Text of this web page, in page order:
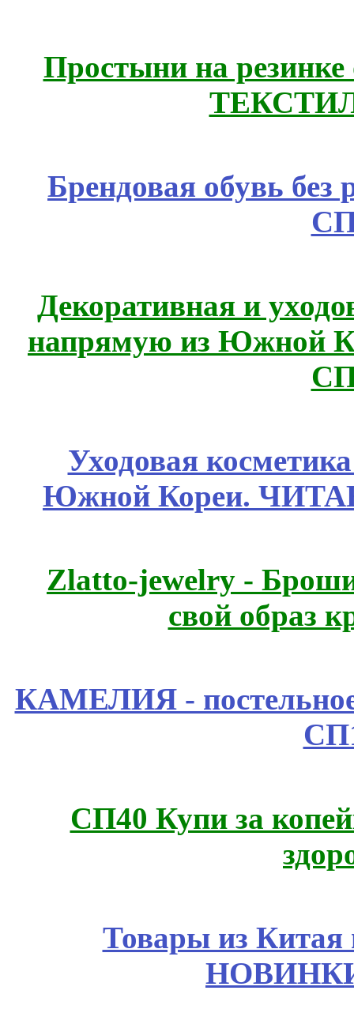
Простыни на
Брендовая обувь без
Декоративная и
напрямую из
Уходовая
Южной Кореи.
Zlatto-jewelry -
свой образ
КАМЕЛИЯ -
СП40 Купи за
Товары из Китая